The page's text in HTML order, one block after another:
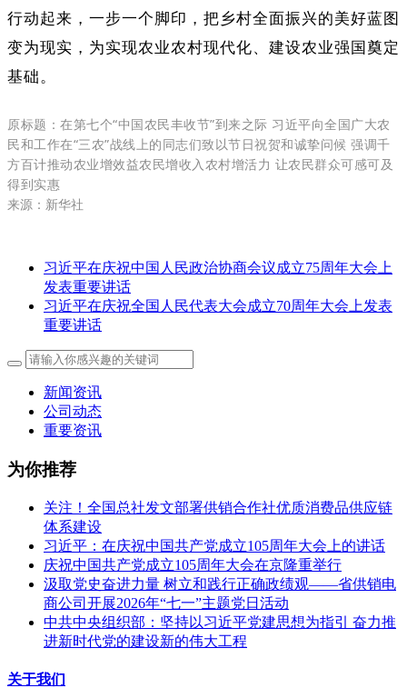
行动起来，一步一个脚印，把乡村全面振兴的美好蓝图
变为现实，为实现农业农村现代化、建设农业强国奠定
基础。
原标题： 在第七个“中国农民丰收节”到来之际 习近平向全国广大农
民和工作在“三农”战线上的同志们致以节日祝贺和诚挚问候 强调千
方百计推动农业增效益农民增收入农村增活力 让农民群众可感可及
得到实惠
来源：新华社
习近平在庆祝中国人民政治协商会议成立75周年大会上
发表重要讲话
习近平在庆祝全国人民代表大会成立70周年大会上发表
重要讲话
新闻资讯
公司动态
重要资讯
为你推荐
关注！全国总社发文部署供销合作社优质消费品供应链
体系建设
习近平：在庆祝中国共产党成立105周年大会上的讲话
庆祝中国共产党成立105周年大会在京隆重举行
汲取党史奋进力量 树立和践行正确政绩观——省供销电
商公司开展2026年“七一”主题党日活动
中共中央组织部：坚持以习近平党建思想为指引 奋力推
进新时代党的建设新的伟大工程
关于我们